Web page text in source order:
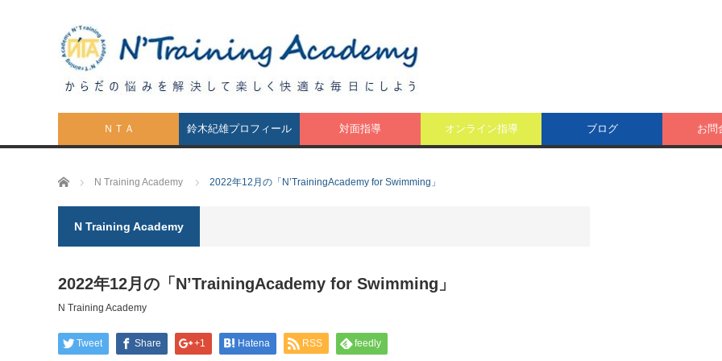
ＮＴＡ 鈴木紀雄プロフィール 対面指導 オンライン指導 ブログ お問
ホーム N Training Academy 2022年12月の「N’TrainingAcademy for Swimming」
N Training Academy
2022年12月の「N’TrainingAcademy for Swimming」
N Training Academy
Tweet Share +1 Hatena RSS feedly